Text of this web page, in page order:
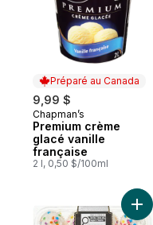
Préparé au Canada
9,99 $
Préparé au Canada
Chapman’s
Premium crème
glacé vanille
française
2 l, 0,50 $/100ml